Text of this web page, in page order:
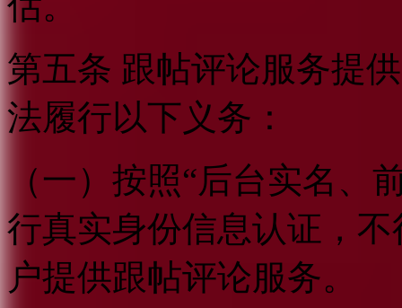
第五条 跟帖评论服务提
法履行以下义务：
（一）按照“后台实名、
行真实身份信息认证，
户提供跟帖评论服务。